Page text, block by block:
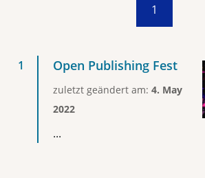
1
Open Publishing Fest
zuletzt geändert am: 4. May
2022
...